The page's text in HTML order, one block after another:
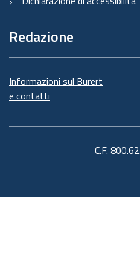
Redazione
Informazioni sul Burert
e contatti
C.F.